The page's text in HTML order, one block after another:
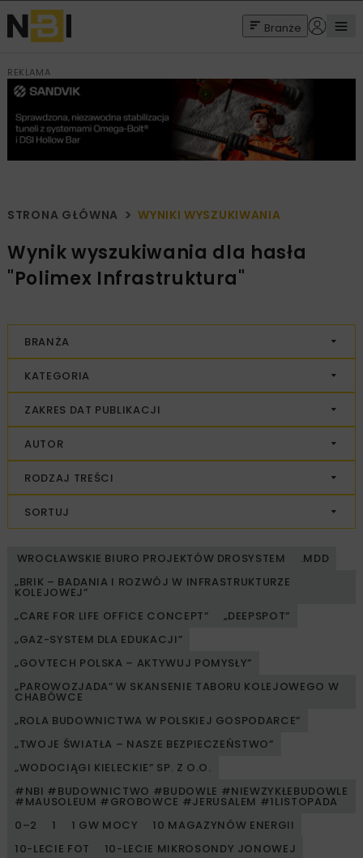
Branże
REKLAMA
STRONA GŁÓWNA WYNIKI WYSZUKIWANIA
Wynik wyszukiwania dla hasła
"Polimex Infrastruktura"
BRANŻA
KATEGORIA
ZAKRES DAT PUBLIKACJI
AUTOR
RODZAJ TREŚCI
SORTUJ
WROCŁAWSKIE BIURO PROJEKTÓW DROSYSTEM
.MDD
„BRIK – BADANIA I ROZWÓJ W INFRASTRUKTURZE
KOLEJOWEJ”
„CARE FOR LIFE OFFICE CONCEPT”
„DEEPSPOT”
„GAZ-SYSTEM DLA EDUKACJI”
„GOVTECH POLSKA – AKTYWUJ POMYSŁY”
„PAROWOZJADA” W SKANSENIE TABORU KOLEJOWEGO W
CHABÓWCE
„ROLA BUDOWNICTWA W POLSKIEJ GOSPODARCE”
„TWOJE ŚWIATŁA – NASZE BEZPIECZEŃSTWO”
„WODOCIĄGI KIELECKIE” SP. Z O.O.
#NBI #BUDOWNICTWO #BUDOWLE #NIEWZYKŁEBUDOWLE
#MAUSOLEUM #GROBOWCE #JERUSALEM #1LISTOPADA
0–2
1 1 GW MOCY
10 MAGAZYNÓW ENERGII
10-LECIE FOT
10-LECIE MIKROSONDY JONOWEJ